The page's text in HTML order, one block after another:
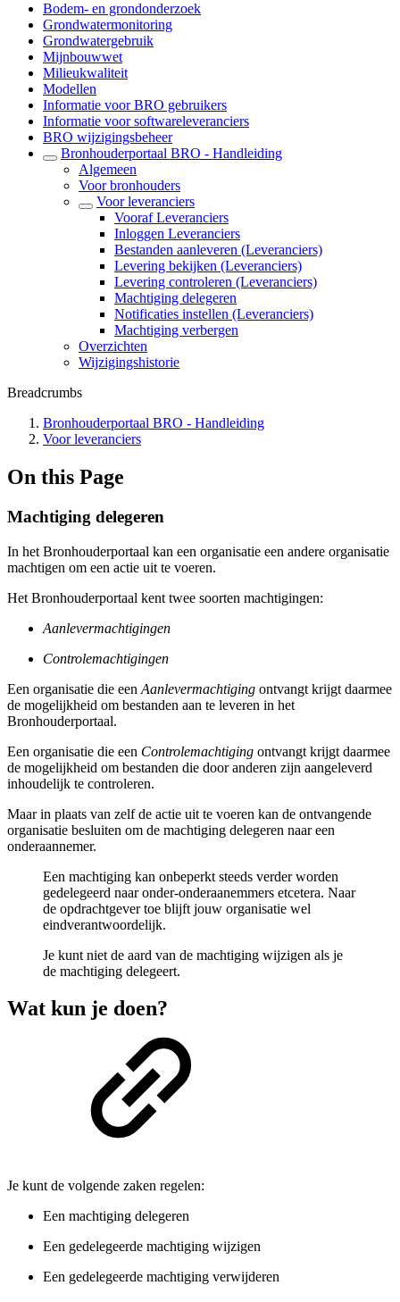
Bodem- en grondonderzoek
Grondwatermonitoring
Grondwatergebruik
Mijnbouwwet
Milieukwaliteit
Modellen
Informatie voor BRO gebruikers
Informatie voor softwareleveranciers
BRO wijzigingsbeheer
Bronhouderportaal BRO - Handleiding
Algemeen
Voor bronhouders
Voor leveranciers
Vooraf Leveranciers
Inloggen Leveranciers
Bestanden aanleveren (Leveranciers)
Levering bekijken (Leveranciers)
Levering controleren (Leveranciers)
Machtiging delegeren
Notificaties instellen (Leveranciers)
Machtiging verbergen
Overzichten
Wijzigingshistorie
Breadcrumbs
Bronhouderportaal BRO - Handleiding
Voor leveranciers
On this Page
Machtiging delegeren
In het Bronhouderportaal kan een organisatie een andere organisatie
machtigen om een actie uit te voeren.
Het Bronhouderportaal kent twee soorten machtigingen:
Aanlevermachtigingen
Controlemachtigingen
Een organisatie die een Aanlevermachtiging ontvangt krijgt daarmee
de mogelijkheid om bestanden aan te leveren in het
Bronhouderportaal.
Een organisatie die een Controlemachtiging ontvangt krijgt daarmee
de mogelijkheid om bestanden die door anderen zijn aangeleverd
inhoudelijk te controleren.
Maar in plaats van zelf de actie uit te voeren kan de ontvangende
organisatie besluiten om de machtiging delegeren naar een
onderaannemer.
Een machtiging kan onbeperkt steeds verder worden
gedelegeerd naar onder-onderaanemmers etcetera. Naar
de opdrachtgever toe blijft jouw organisatie wel
eindverantwoordelijk.
Je kunt niet de aard van de machtiging wijzigen als je
de machtiging delegeert.
Wat kun je doen?
Je kunt de volgende zaken regelen:
Een machtiging delegeren
Een gedelegeerde machtiging wijzigen
Een gedelegeerde machtiging verwijderen